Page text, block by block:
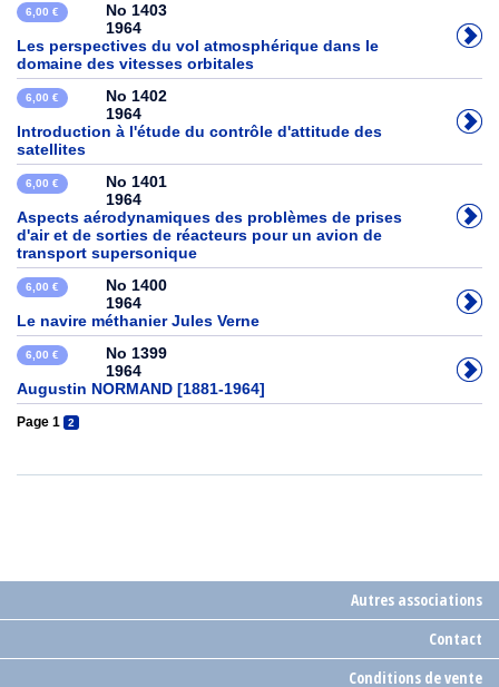
6,00 €
No 1403
1964
Les perspectives du vol atmosphérique dans le
domaine des vitesses orbitales
6,00 €
No 1402
1964
Introduction à l'étude du contrôle d'attitude des
satellites
6,00 €
No 1401
1964
Aspects aérodynamiques des problèmes de prises
d'air et de sorties de réacteurs pour un avion de
transport supersonique
6,00 €
No 1400
1964
Le navire méthanier Jules Verne
6,00 €
No 1399
1964
Augustin NORMAND [1881-1964]
Page 1 2
Autres associations
Contact
Conditions de vente